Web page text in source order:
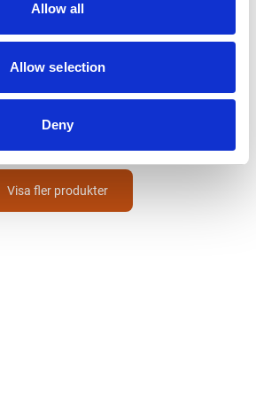
Allow all
Allow selection
Deny
Visa fler produkter